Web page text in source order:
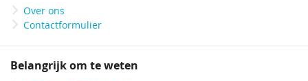
Over ons
Contactformulier
Belangrijk om te weten